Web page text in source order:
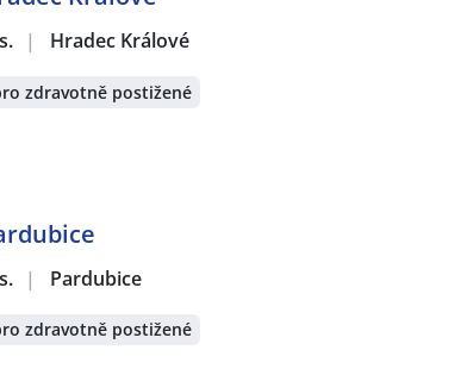
| Hradec Králové
zdravotně postižené
| Pardubice
zdravotně postižené